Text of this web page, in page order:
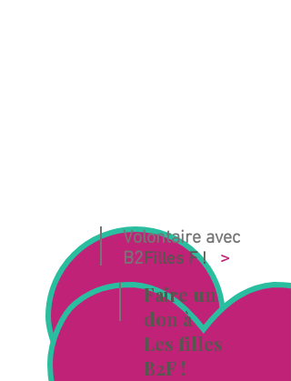
Volontaire avec
B2Filles F ! >
Faire un
don à
Les filles
B2F !